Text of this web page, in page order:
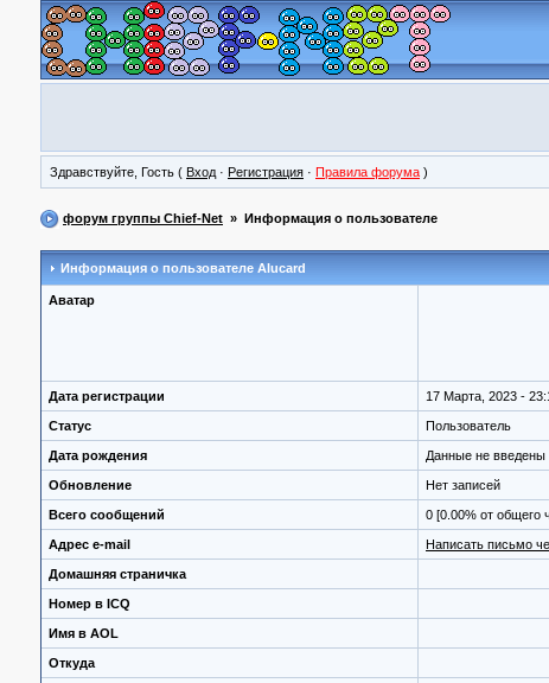
Здравствуйте, Гость ( Вход · Регистрация · Правила форума )
форум группы Chief-Net » Информация о пользователе
Информация о пользователе Alucard
Аватар
Дата регистрации 17 Марта, 2023 -
Статус Пользователь
Дата рождения Данные не введены
Обновление Нет записей
Всего сообщений 0 [0.00% от общего
Адрес e-mail Написать письмо
Домашняя страничка
Номер в ICQ
Имя в AOL
Откуда